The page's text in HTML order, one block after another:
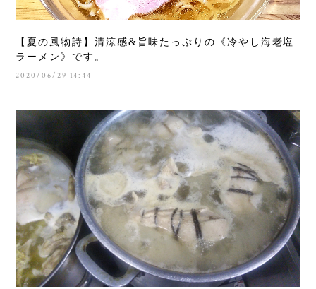
【夏の風物詩】清涼感&旨味たっぷりの《冷やし海老塩
ラーメン》です。
2020/06/29 14:44